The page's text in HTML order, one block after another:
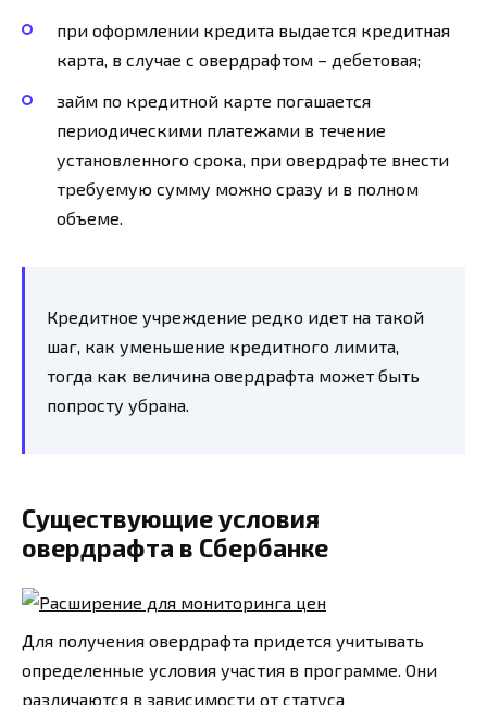
при оформлении кредита выдается кредитная
карта, в случае с овердрафтом – дебетовая;
займ по кредитной карте погашается
периодическими платежами в течение
установленного срока, при овердрафте внести
требуемую сумму можно сразу и в полном
объеме.
Кредитное учреждение редко идет на такой
шаг, как уменьшение кредитного лимита,
тогда как величина овердрафта может быть
попросту убрана.
Существующие условия
овердрафта в Сбербанке
Для получения овердрафта придется учитывать
определенные условия участия в программе. Они
различаются в зависимости от статуса